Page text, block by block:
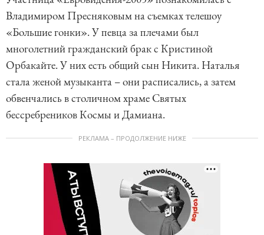
Владимиром Пресняковым на съемках телешоу
«Большие гонки». У певца за плечами был
многолетний гражданский брак с Кристиной
Орбакайте. У них есть общий сын Никита. Наталья
стала женой музыканта – они расписались, а затем
обвенчались в столичном храме Святых
бессребреников Космы и Дамиана.
РЕКЛАМА – ПРОДОЛЖЕНИЕ НИЖЕ